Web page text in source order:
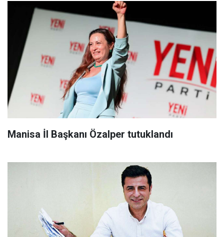
Manisa İl Başkanı Özalper tutuklandı